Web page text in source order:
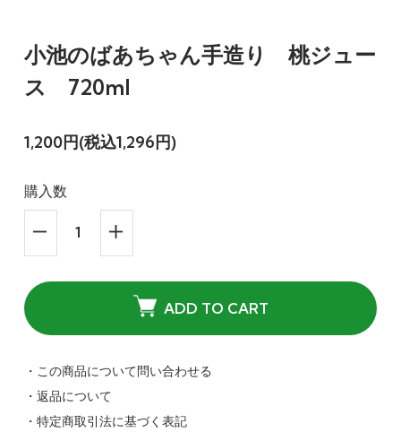
小池のばあちゃん手造り 桃ジュー
ス 720ml
1,200円(税込1,296円)
購入数
ADD TO CART
・この商品について問い合わせる
・返品について
・特定商取引法に基づく表記